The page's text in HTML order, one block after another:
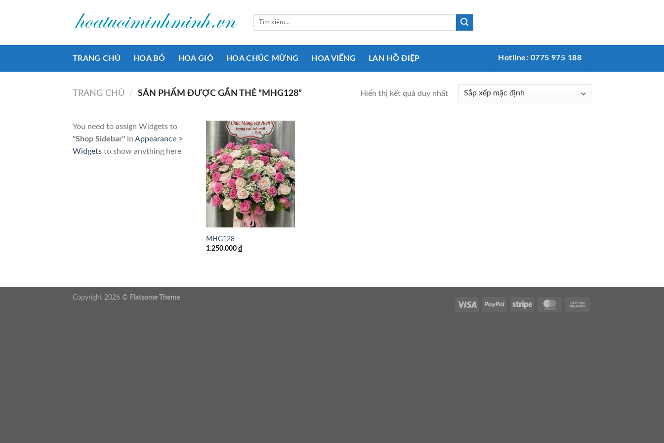
Tìm
TRANG CHỦ HOA BÓ HOA GIỎ HOA CHÚC MỪNG HOA VIẾNG LAN HỒ ĐIỆP Hotline: 0775 975 188
TRANG CHỦ / SẢN PHẨM ĐƯỢC GẮN THẺ “MHG128” Hiển thị kết quả duy nhất
You need to assign Widgets to
"Shop Sidebar" in Appearance >
Widgets to show anything here
Add to
wishlist
MHG128
1.250.000 ₫
Copyright 2026 © Flatsome Theme